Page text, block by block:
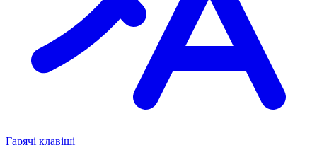
Гарячі клавіші